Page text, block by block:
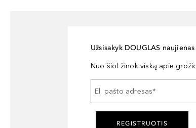
Užsisakyk DOUGLAS
Nuo šiol žinok viską apie
El. pašto adresas*
REGISTRUOTIS